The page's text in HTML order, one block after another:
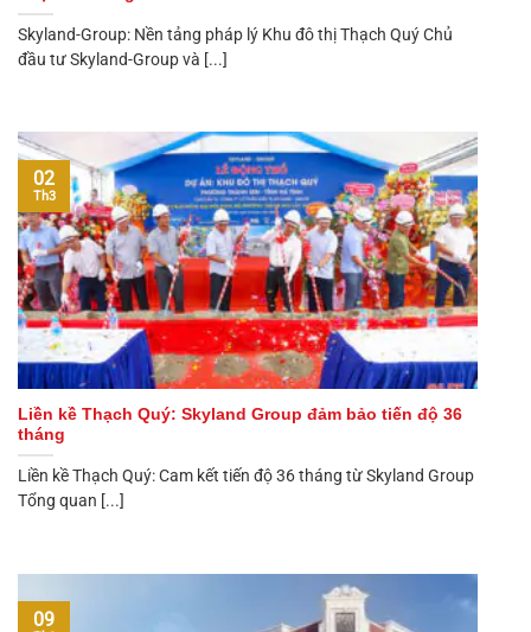
Skyland-Group: Nền tảng pháp lý Khu đô thị Thạch Quý Chủ
đầu tư Skyland-Group và [...]
Liền kề Thạch Quý: Skyland Group đảm bảo tiến độ 36
tháng
Liền kề Thạch Quý: Cam kết tiến độ 36 tháng từ Skyland Group
Tổng quan [...]
02
Th3
09